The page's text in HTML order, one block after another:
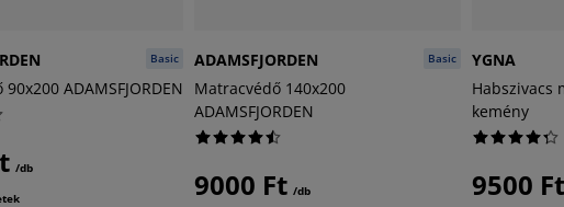
Basic
ADAMSFJORDEN
/db
Basic
ADAMSFJORDEN
Matracvédő 140x200
ADAMSFJORDEN
9000 Ft /db
YGNA
Habszivacs
kemény
9500 Ft